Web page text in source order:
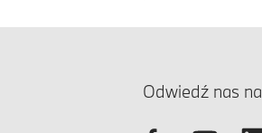
Odwiedź nas na